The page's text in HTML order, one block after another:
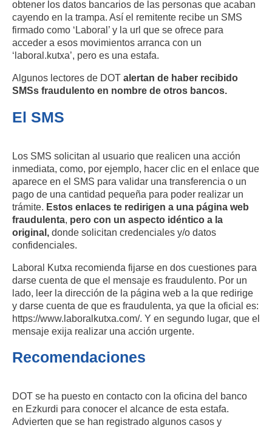
obtener los datos bancarios de las personas que acaban
cayendo en la trampa. Así el remitente recibe un SMS
firmado como ‘Laboral’ y la url que se ofrece para
acceder a esos movimientos arranca con un
‘laboral.kutxa’, pero es una estafa.
Algunos lectores de DOT alertan de haber recibido
SMSs fraudulento en nombre de otros bancos.
El SMS
Los SMS solicitan al usuario que realicen una acción
inmediata, como, por ejemplo, hacer clic en el enlace que
aparece en el SMS para validar una transferencia o un
pago de una cantidad pequeña para poder realizar un
trámite. Estos enlaces te redirigen a una página web
fraudulenta, pero con un aspecto idéntico a la
original, donde solicitan credenciales y/o datos
confidenciales.
Laboral Kutxa recomienda fijarse en dos cuestiones para
darse cuenta de que el mensaje es fraudulento. Por un
lado, leer la dirección de la página web a la que redirige
y darse cuenta de que es fraudulenta, ya que la oficial es:
https://www.laboralkutxa.com/. Y en segundo lugar, que el
mensaje exija realizar una acción urgente.
Recomendaciones
DOT se ha puesto en contacto con la oficina del banco
en Ezkurdi para conocer el alcance de esta estafa.
Advierten que se han registrado algunos casos y